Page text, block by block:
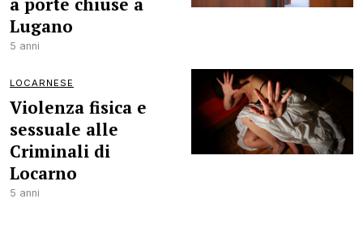
Lugano
5 anni
LOCARNESE
Violenza fisica e
sessuale alle
Criminali di
Locarno
5 anni